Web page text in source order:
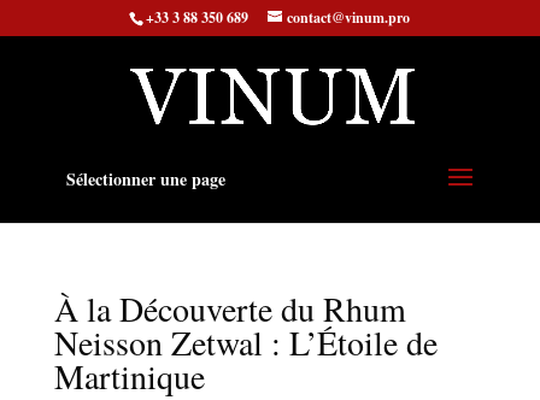
+33 3 88 350 689 contact@vinum.pro
Sélectionner une page
À la Découverte du Rhum
Neisson Zetwal : L’Étoile de
Martinique